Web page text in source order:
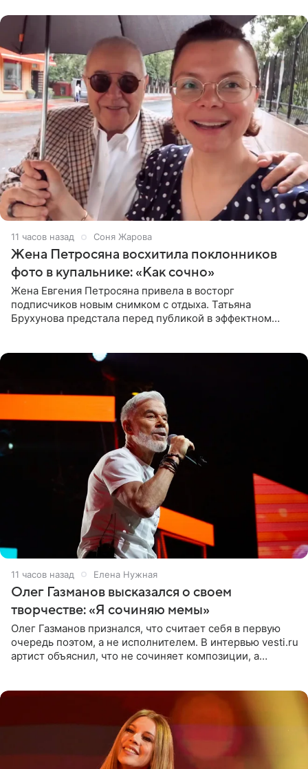
11 часов назад Соня Жарова
Жена Петросяна восхитила поклонников
фото в купальнике: «Как сочно»
Жена Евгения Петросяна привела в восторг
подписчиков новым снимком с отдыха. Татьяна
Брухунова предстала перед публикой в эффектном
11 часов назад Елена Нужная
Олег Газманов высказался о своем
творчестве: «Я сочиняю мемы»
Олег Газманов признался, что считает себя в первую
очередь поэтом, а не исполнителем. В интервью vesti.ru
артист объяснил, что не сочиняет композиции, а